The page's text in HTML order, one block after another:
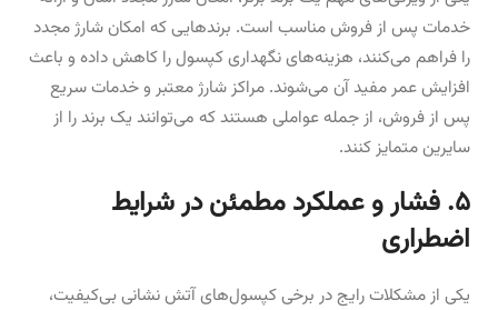
خدمات پس از فروش مناسب است. برندهایی که امکان شارژ مجدد
را فراهم می‌کنند، هزینه‌های نگهداری کپسول را کاهش داده و باعث
افزایش عمر مفید آن می‌شوند. مراکز شارژ معتبر و خدمات سریع
پس از فروش، از جمله عواملی هستند که می‌توانند یک برند را از
سایرین متمایز کنند.
۵. فشار و عملکرد مطمئن در شرایط
اضطراری
یکی از مشکلات رایج در برخی کپسول‌های آتش نشانی بی‌کیفیت،